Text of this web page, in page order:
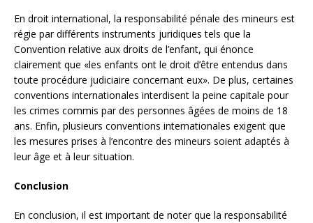
En droit international, la responsabilité pénale des mineurs est
régie par différents instruments juridiques tels que la
Convention relative aux droits de l’enfant, qui énonce
clairement que «les enfants ont le droit d’être entendus dans
toute procédure judiciaire concernant eux». De plus, certaines
conventions internationales interdisent la peine capitale pour
les crimes commis par des personnes âgées de moins de 18
ans. Enfin, plusieurs conventions internationales exigent que
les mesures prises à l’encontre des mineurs soient adaptés à
leur âge et à leur situation.
Conclusion
En conclusion, il est important de noter que la responsabilité